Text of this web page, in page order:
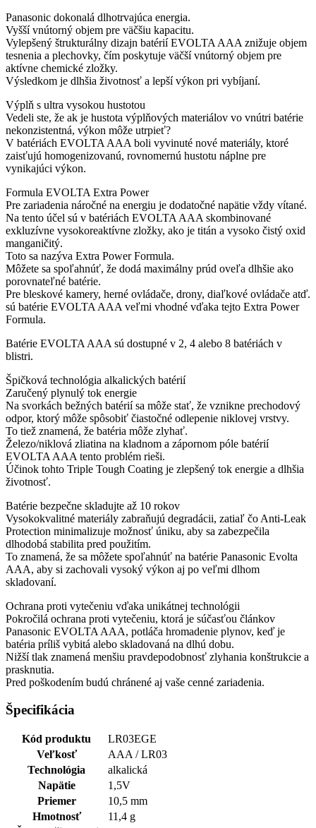
Panasonic dokonalá dlhotrvajúca energia.
Vyšší vnútorný objem pre väčšiu kapacitu.
Vylepšený štrukturálny dizajn batérií EVOLTA AAA znižuje objem
tesnenia a plechovky, čím poskytuje väčší vnútorný objem pre
aktívne chemické zložky.
Výsledkom je dlhšia životnosť a lepší výkon pri vybíjaní.
Výplň s ultra vysokou hustotou
Vedeli ste, že ak je hustota výplňových materiálov vo vnútri batérie
nekonzistentná, výkon môže utrpieť?
V batériách EVOLTA AAA boli vyvinuté nové materiály, ktoré
zaisťujú homogenizovanú, rovnomernú hustotu náplne pre
vynikajúci výkon.
Formula EVOLTA Extra Power
Pre zariadenia náročné na energiu je dodatočné napätie vždy vítané.
Na tento účel sú v batériách EVOLTA AAA skombinované
exkluzívne vysokoreaktívne zložky, ako je titán a vysoko čistý oxid
manganičitý.
Toto sa nazýva Extra Power Formula.
Môžete sa spoľahnúť, že dodá maximálny prúd oveľa dlhšie ako
porovnateľné batérie.
Pre bleskové kamery, herné ovládače, drony, diaľkové ovládače atď.
sú batérie EVOLTA AAA veľmi vhodné vďaka tejto Extra Power
Formula.
Batérie EVOLTA AAA sú dostupné v 2, 4 alebo 8 batériách v
blistri.
Špičková technológia alkalických batérií
Zaručený plynulý tok energie
Na svorkách bežných batérií sa môže stať, že vznikne prechodový
odpor, ktorý môže spôsobiť čiastočné odlepenie niklovej vrstvy.
To tiež znamená, že batéria môže zlyhať.
Železo/niklová zliatina na kladnom a zápornom póle batérií
EVOLTA AAA tento problém rieši.
Účinok tohto Triple Tough Coating je zlepšený tok energie a dlhšia
životnosť.
Batérie bezpečne skladujte až 10 rokov
Vysokokvalitné materiály zabraňujú degradácii, zatiaľ čo Anti-Leak
Protection minimalizuje možnosť úniku, aby sa zabezpečila
dlhodobá stabilita pred použitím.
To znamená, že sa môžete spoľahnúť na batérie Panasonic Evolta
AAA, aby si zachovali vysoký výkon aj po veľmi dlhom
skladovaní.
Ochrana proti vytečeniu vďaka unikátnej technológii
Pokročilá ochrana proti vytečeniu, ktorá je súčasťou článkov
Panasonic EVOLTA AAA, potláča hromadenie plynov, keď je
batéria príliš vybitá alebo skladovaná na dlhú dobu.
Nižší tlak znamená menšiu pravdepodobnosť zlyhania konštrukcie a
prasknutia.
Pred poškodením budú chránené aj vaše cenné zariadenia.
Špecifikácia
Kód produktu
LR03EGE
Veľkosť
AAA / LR03
Technológia
alkalická
Napätie
1,5V
Priemer
10,5 mm
Hmotnosť
11,4 g